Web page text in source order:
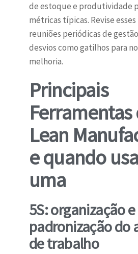
de estoque e produtividade
métricas típicas. Revise
reuniões periódicas de
desvios como gatilhos para
melhoria.
Principais
Ferramentas
Lean
e quando
uma
5S: organização e
padronização do
de trabalho